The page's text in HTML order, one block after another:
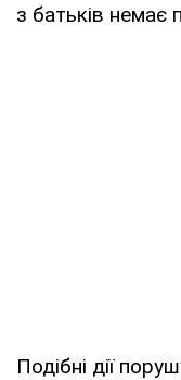
з батьків немає
Подібні дії